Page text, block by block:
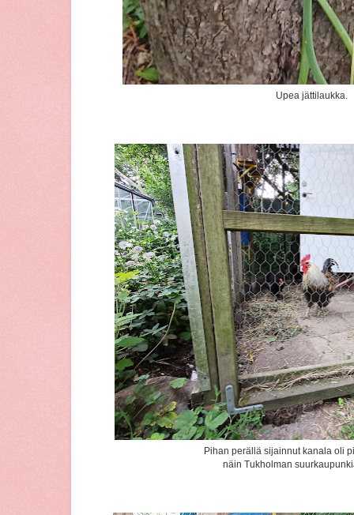
Upea jättilaukka.
Pihan perällä sijainnut kanala oli
näin Tukholman